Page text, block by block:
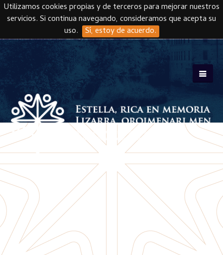
Utilizamos cookies propias y de terceros para mejorar nuestros
servicios. Si continua navegando, consideramos que acepta su
uso. Sí, estoy de acuerdo.
Skip to main content